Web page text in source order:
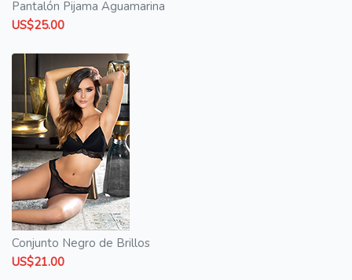
Pantalón Pijama Aguamarina
US$25.00
Conjunto Negro de Brillos
US$21.00